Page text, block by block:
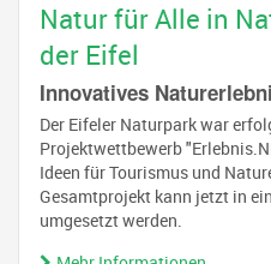
Natur für Alle in
der Eifel
Innovatives
Der Eifeler Naturpark war
Projektwettbewerb
Ideen für Tourismus und
Gesamtprojekt kann jetzt in
umgesetzt werden.